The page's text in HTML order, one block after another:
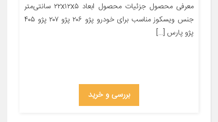
معرفی محصول جزئیات محصول ابعاد ۲۲x۱۲x۵ سانتی‌متر
جنس ویسکوز مناسب برای خودرو پژو ۲۰۶ پژو ۲۰۷ پژو ۴۰۵
پژو پارس […]
بررسی و خرید